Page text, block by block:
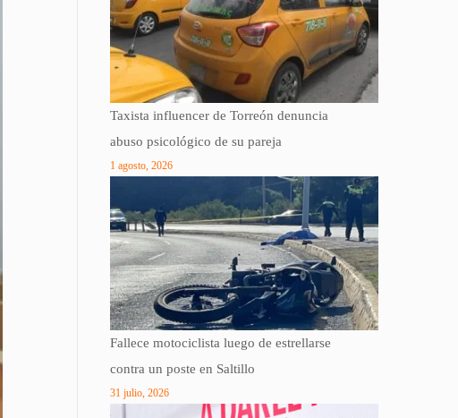
Taxista influencer de Torreón denuncia
abuso psicológico de su pareja
1 agosto, 2026
Fallece motociclista luego de estrellarse
contra un poste en Saltillo
31 julio, 2026